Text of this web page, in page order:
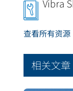
Vibra
查看所有资源
相关文章